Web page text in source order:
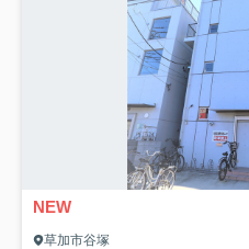
NEW
草加市谷塚